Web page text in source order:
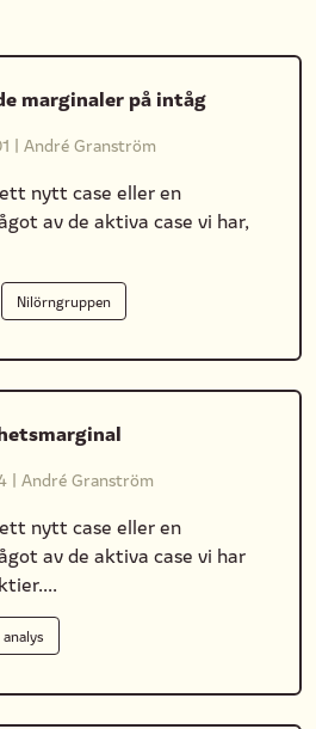
marginaler på intåg
| André Granström
nytt case eller en
av de aktiva case vi har,
Nilörngruppen
| André Granström
nytt case eller en
av de aktiva case vi har